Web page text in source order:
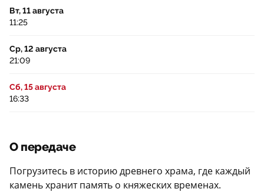
Вт, 11 августа
11:25
Ср, 12 августа
21:09
Сб, 15 августа
16:33
О передаче
Погрузитесь в историю древнего храма, где каждый
камень хранит память о княжеских временах.